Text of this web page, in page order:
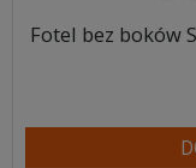
Fotel bez boków